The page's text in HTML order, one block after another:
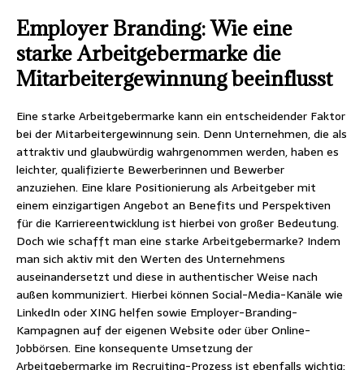
Employer Branding: Wie eine
starke Arbeitgebermarke die
Mitarbeitergewinnung beeinflusst
Eine starke Arbeitgebermarke kann ein entscheidender Faktor
bei der Mitarbeitergewinnung sein. Denn Unternehmen, die als
attraktiv und glaubwürdig wahrgenommen werden, haben es
leichter, qualifizierte Bewerberinnen und Bewerber
anzuziehen. Eine klare Positionierung als Arbeitgeber mit
einem einzigartigen Angebot an Benefits und Perspektiven
für die Karriereentwicklung ist hierbei von großer Bedeutung.
Doch wie schafft man eine starke Arbeitgebermarke? Indem
man sich aktiv mit den Werten des Unternehmens
auseinandersetzt und diese in authentischer Weise nach
außen kommuniziert. Hierbei können Social-Media-Kanäle wie
LinkedIn oder XING helfen sowie Employer-Branding-
Kampagnen auf der eigenen Website oder über Online-
Jobbörsen. Eine konsequente Umsetzung der
Arbeitgebermarke im Recruiting-Prozess ist ebenfalls wichtig: